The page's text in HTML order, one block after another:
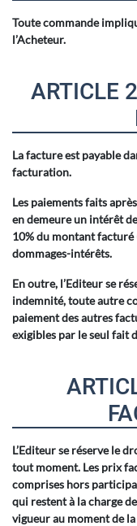
Toute commande
l’Acheteur.
ARTICLE
La facture est payable
facturation.
Les paiements faits
en demeure un intérêt
10% du montant facturé
dommages-intérêts.
En outre, l’Editeur se
indemnité, toute autre
paiement des autres
exigibles par le seul fait
L’Editeur se réserve le
tout moment. Les prix
comprises hors
qui restent à la charge
vigueur au moment de